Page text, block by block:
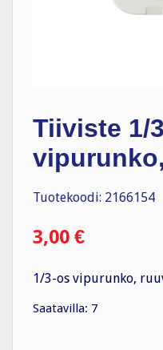
Tiiviste 1/
Tuotekoodi: 2166154
3,00 €
1/3-os vipurunko,
Saatavilla: 7